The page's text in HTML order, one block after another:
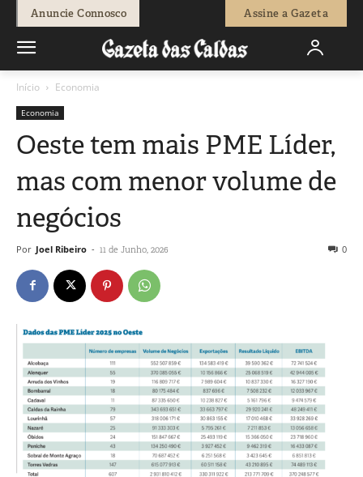
Anuncie Connosco Assine a Gazeta
Início Economia
Economia
Oeste tem mais PME Líder,
mas com menor volume de
negócios
Por Joel Ribeiro - 11 de Junho, 2026 0